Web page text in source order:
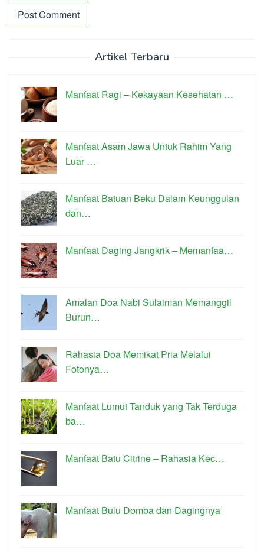
Artikel Terbaru
Manfaat Ragi – Kekayaan Kesehatan …
Manfaat Asam Jawa Untuk Rahim Yang
Luar …
Manfaat Batuan Beku Dalam Keunggulan
dan…
Manfaat Daging Jangkrik – Memanfaa…
Amalan Doa Nabi Sulaiman Memanggil
Burun…
Rahasia Doa Memikat Pria Melalui
Fotonya…
Manfaat Lumut Tanduk yang Tak Terduga
ba…
Manfaat Batu Citrine – Rahasia Kec…
Manfaat Bulu Domba dan Dagingnya